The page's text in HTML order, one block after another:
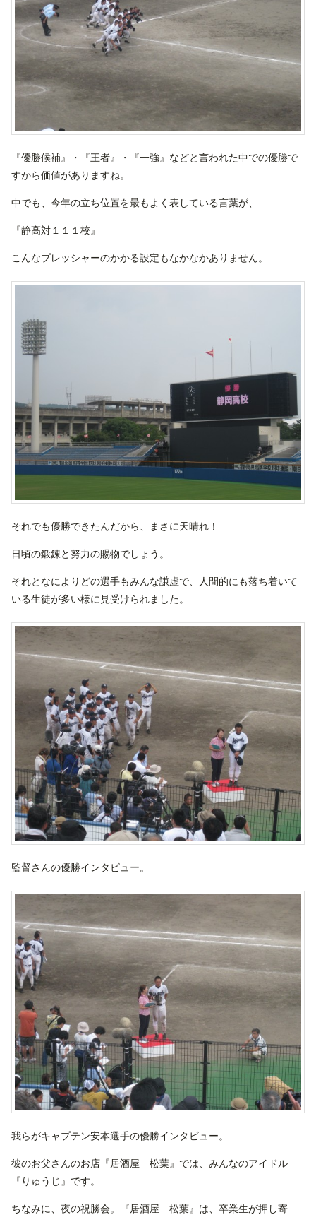
『優勝候補』・『王者』・『一強』などと言われた中での優勝で
すから価値がありますね。
中でも、今年の立ち位置を最もよく表している言葉が、
『静高対１１１校』
こんなプレッシャーのかかる設定もなかなかありません。
それでも優勝できたんだから、まさに天晴れ！
日頃の鍛錬と努力の賜物でしょう。
それとなによりどの選手もみんな謙虚で、人間的にも落ち着いて
いる生徒が多い様に見受けられました。
監督さんの優勝インタビュー。
我らがキャプテン安本選手の優勝インタビュー。
彼のお父さんのお店『居酒屋 松葉』では、みんなのアイドル
『りゅうじ』です。
ちなみに、夜の祝勝会。『居酒屋 松葉』は、卒業生が押し寄